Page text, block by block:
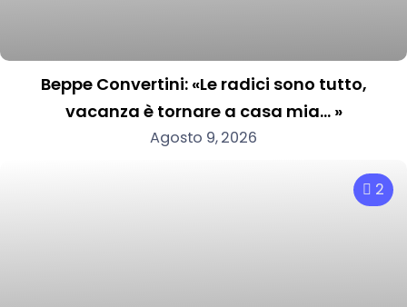
Beppe Convertini: «Le radici sono tutto,
vacanza è tornare a casa mia… »
Agosto 9, 2026
2